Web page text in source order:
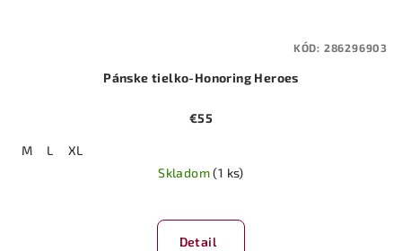
Pánske tielko-Honoring Heroes
€55
M L
XL
Skladom(1 ks)
Detail
KÓD: 286296903